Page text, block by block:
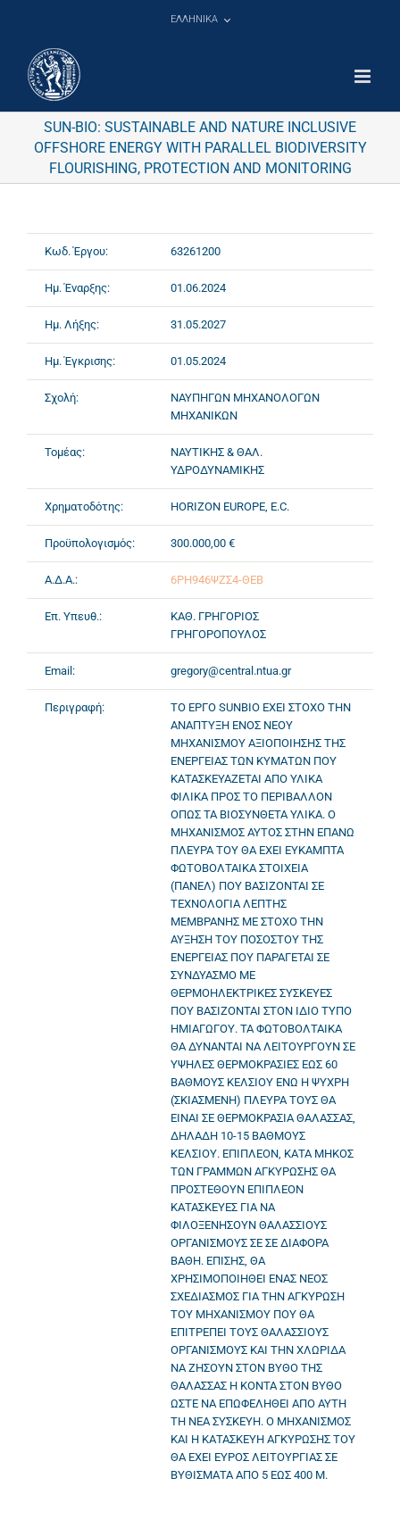
ΕΛΛΗΝΙΚΑ
SUN-BIO: SUSTAINABLE AND NATURE INCLUSIVE
OFFSHORE ENERGY WITH PARALLEL BIODIVERSITY
FLOURISHING, PROTECTION AND MONITORING
Κωδ. Έργου: 63261200
Ημ. Έναρξης: 01.06.2024
Ημ. Λήξης: 31.05.2027
Ημ. Έγκρισης: 01.05.2024
Σχολή:
ΝΑΥΠΗΓΩΝ ΜΗΧΑΝΟΛΟΓΩΝ
ΜΗΧΑΝΙΚΩΝ
Τομέας:
ΝΑΥΤΙΚΗΣ & ΘΑΛ.
ΥΔΡΟΔΥΝΑΜΙΚΗΣ
Χρηματοδότης: HORIZON EUROPE, E.C.
Προϋπολογισμός: 300.000,00 €
Α.Δ.Α.: 6ΡΗ946ΨΖΣ4-ΘΕΒ
Επ. Υπευθ.:
ΚΑΘ. ΓΡΗΓΟΡΙΟΣ
ΓΡΗΓΟΡΟΠΟΥΛΟΣ
Email: gregory@central.ntua.gr
Περιγραφή:
ΤΟ ΕΡΓΟ SUNBIO ΕΧΕΙ ΣΤΟΧΟ ΤΗΝ
ΑΝΑΠΤΥΞΗ ΕΝΟΣ ΝΕΟΥ
ΜΗΧΑΝΙΣΜΟΥ ΑΞΙΟΠΟΙΗΣΗΣ ΤΗΣ
ΕΝΕΡΓΕΙΑΣ ΤΩΝ ΚΥΜΑΤΩΝ ΠΟΥ
ΚΑΤΑΣΚΕΥΑΖΕΤΑΙ ΑΠΟ ΥΛΙΚΑ
ΦΙΛΙΚΑ ΠΡΟΣ ΤΟ ΠΕΡΙΒΑΛΛΟΝ
ΟΠΩΣ ΤΑ ΒΙΟΣΥΝΘΕΤΑ ΥΛΙΚΑ. Ο
ΜΗΧΑΝΙΣΜΟΣ ΑΥΤΟΣ ΣΤΗΝ ΕΠΑΝΩ
ΠΛΕΥΡΑ ΤΟΥ ΘΑ ΕΧΕΙ ΕΥΚΑΜΠΤΑ
ΦΩΤΟΒΟΛΤΑΙΚΑ ΣΤΟΙΧΕΙΑ
(ΠΑΝΕΛ) ΠΟΥ ΒΑΣΙΖΟΝΤΑΙ ΣΕ
ΤΕΧΝΟΛΟΓΙΑ ΛΕΠΤΗΣ
ΜΕΜΒΡΑΝΗΣ ΜΕ ΣΤΟΧΟ ΤΗΝ
ΑΥΞΗΣΗ ΤΟΥ ΠΟΣΟΣΤΟΥ ΤΗΣ
ΕΝΕΡΓΕΙΑΣ ΠΟΥ ΠΑΡΑΓΕΤΑΙ ΣΕ
ΣΥΝΔΥΑΣΜΟ ΜΕ
ΘΕΡΜΟΗΛΕΚΤΡΙΚΕΣ ΣΥΣΚΕΥΕΣ
ΠΟΥ ΒΑΣΙΖΟΝΤΑΙ ΣΤΟΝ ΙΔΙΟ ΤΥΠΟ
ΗΜΙΑΓΩΓΟΥ. ΤΑ ΦΩΤΟΒΟΛΤΑΙΚΑ
ΘΑ ΔΥΝΑΝΤΑΙ ΝΑ ΛΕΙΤΟΥΡΓΟΥΝ ΣΕ
ΥΨΗΛΕΣ ΘΕΡΜΟΚΡΑΣΙΕΣ ΕΩΣ 60
ΒΑΘΜΟΥΣ ΚΕΛΣΙΟΥ ΕΝΩ Η ΨΥΧΡΗ
(ΣΚΙΑΣΜΕΝΗ) ΠΛΕΥΡΑ ΤΟΥΣ ΘΑ
ΕΙΝΑΙ ΣΕ ΘΕΡΜΟΚΡΑΣΙΑ ΘΑΛΑΣΣΑΣ,
ΔΗΛΑΔΗ 10-15 ΒΑΘΜΟΥΣ
ΚΕΛΣΙΟΥ. ΕΠΙΠΛΕΟΝ, ΚΑΤΑ ΜΗΚΟΣ
ΤΩΝ ΓΡΑΜΜΩΝ ΑΓΚΥΡΩΣΗΣ ΘΑ
ΠΡΟΣΤΕΘΟΥΝ ΕΠΙΠΛΕΟΝ
ΚΑΤΑΣΚΕΥΕΣ ΓΙΑ ΝΑ
ΦΙΛΟΞΕΝΗΣΟΥΝ ΘΑΛΑΣΣΙΟΥΣ
ΟΡΓΑΝΙΣΜΟΥΣ ΣΕ ΣΕ ΔΙΑΦΟΡΑ
ΒΑΘΗ. ΕΠΙΣΗΣ, ΘΑ
ΧΡΗΣΙΜΟΠΟΙΗΘΕΙ ΕΝΑΣ ΝΕΟΣ
ΣΧΕΔΙΑΣΜΟΣ ΓΙΑ ΤΗΝ ΑΓΚΥΡΩΣΗ
ΤΟΥ ΜΗΧΑΝΙΣΜΟΥ ΠΟΥ ΘΑ
ΕΠΙΤΡΕΠΕΙ ΤΟΥΣ ΘΑΛΑΣΣΙΟΥΣ
ΟΡΓΑΝΙΣΜΟΥΣ ΚΑΙ ΤΗΝ ΧΛΩΡΙΔΑ
ΝΑ ΖΗΣΟΥΝ ΣΤΟΝ ΒΥΘΟ ΤΗΣ
ΘΑΛΑΣΣΑΣ Η ΚΟΝΤΑ ΣΤΟΝ ΒΥΘΟ
ΩΣΤΕ ΝΑ ΕΠΩΦΕΛΗΘΕΙ ΑΠΟ ΑΥΤΗ
ΤΗ ΝΕΑ ΣΥΣΚΕΥΗ. Ο ΜΗΧΑΝΙΣΜΟΣ
ΚΑΙ Η ΚΑΤΑΣΚΕΥΗ ΑΓΚΥΡΩΣΗΣ ΤΟΥ
ΘΑ ΕΧΕΙ ΕΥΡΟΣ ΛΕΙΤΟΥΡΓΙΑΣ ΣΕ
ΒΥΘΙΣΜΑΤΑ ΑΠΟ 5 ΕΩΣ 400 M.